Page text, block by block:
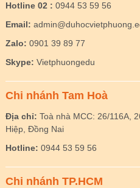
Hotline 02 : 0944 53 59 56
Email:
Zalo: 0901 39 89 77
Skype: Vietphuongedu
Chi nhánh Tam Hoà
Địa chỉ: Toà nhà MCC: 26/116A,
Hiệp, Đồng Nai
Hotline: 0944 53 59 56
Chi nhánh TP.HCM